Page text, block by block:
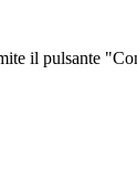
il pulsante